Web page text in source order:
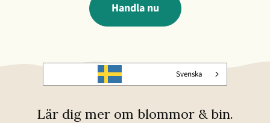
Handla nu
Svenska
Lär dig mer om blommor & bin.